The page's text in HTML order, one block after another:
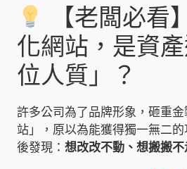
網路建置規劃維修-實績
弱電工程-實績案例
插卡計費
監視器安裝維修-實績案例
【老闆必看
化網站，是資
位人質」？
許多公司為了品牌形象，砸重
站」，原以為能獲得獨一無二
後發現：想改改不動、想搬搬不